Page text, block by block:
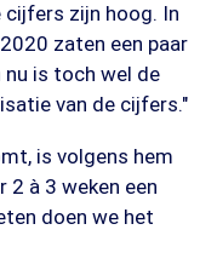
cijfers zijn hoog. In
zaten een paar
nu is toch wel de
van de cijfers."
is volgens hem
à 3 weken een
doen we het